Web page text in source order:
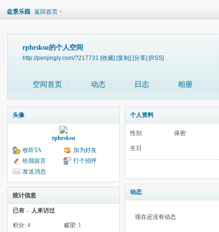
盆景乐园 返回首页
rphrsksu的个人空间
http://penjingly.com/?217731 [收藏] [复制] [分享] [RSS]
空间首页 动态 日志 相册
头像
rphrsksu
收听TA
加为好友
给我留言
打个招呼
发送消息
统计信息
已有 -- 人来访过
积分: 4 威望: 1
个人资料
性别 保密
生日
动态
现在还没有动态